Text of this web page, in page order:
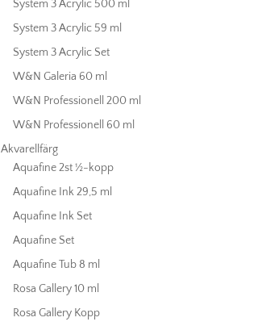
System 3 Acrylic 500 ml
System 3 Acrylic 59 ml
System 3 Acrylic Set
W&N Galeria 60 ml
W&N Professionell 200 ml
W&N Professionell 60 ml
Akvarellfärg
Aquafine 2st ½-kopp
Aquafine Ink 29,5 ml
Aquafine Ink Set
Aquafine Set
Aquafine Tub 8 ml
Rosa Gallery 10 ml
Rosa Gallery Kopp